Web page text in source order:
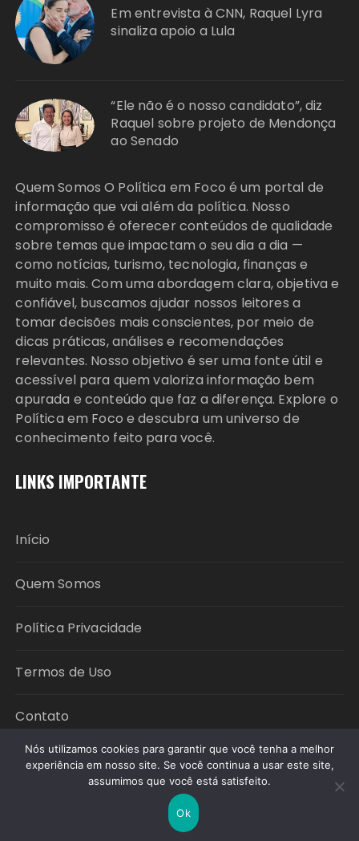
Em entrevista à CNN, Raquel Lyra
sinaliza apoio a Lula
“Ele não é o nosso candidato”, diz
Raquel sobre projeto de Mendonça
ao Senado
Quem Somos O Política em Foco é um portal de
informação que vai além da política. Nosso
compromisso é oferecer conteúdos de qualidade
sobre temas que impactam o seu dia a dia —
como notícias, turismo, tecnologia, finanças e
muito mais. Com uma abordagem clara, objetiva e
confiável, buscamos ajudar nossos leitores a
tomar decisões mais conscientes, por meio de
dicas práticas, análises e recomendações
relevantes. Nosso objetivo é ser uma fonte útil e
acessível para quem valoriza informação bem
apurada e conteúdo que faz a diferença. Explore o
Política em Foco e descubra um universo de
conhecimento feito para você.
LINKS IMPORTANTE
Início
Quem Somos
Política Privacidade
Termos de Uso
Contato
Copyright © 2026 Política em Foco. All rights
Themebeez
Nós utilizamos cookies para garantir que você tenha a melhor
experiência em nosso site. Se você continua a usar este site,
assumimos que você está satisfeito.
Ok